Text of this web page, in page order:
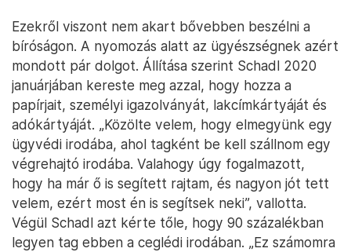
Ezekről viszont nem akart bővebben beszélni a
bíróságon. A nyomozás alatt az ügyészségnek azért
mondott pár dolgot. Állítása szerint Schadl 2020
januárjában kereste meg azzal, hogy hozza a
papírjait, személyi igazolványát, lakcímkártyáját és
adókártyáját. „Közölte velem, hogy elmegyünk egy
ügyvédi irodába, ahol tagként be kell szállnom egy
végrehajtó irodába. Valahogy úgy fogalmazott,
hogy ha már ő is segített rajtam, és nagyon jót tett
velem, ezért most én is segítsek neki”, vallotta.
Végül Schadl azt kérte tőle, hogy 90 százalékban
legyen tag ebben a ceglédi irodában. „Ez számomra